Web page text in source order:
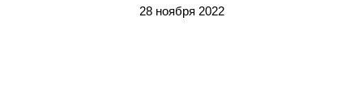
28 ноября 2022